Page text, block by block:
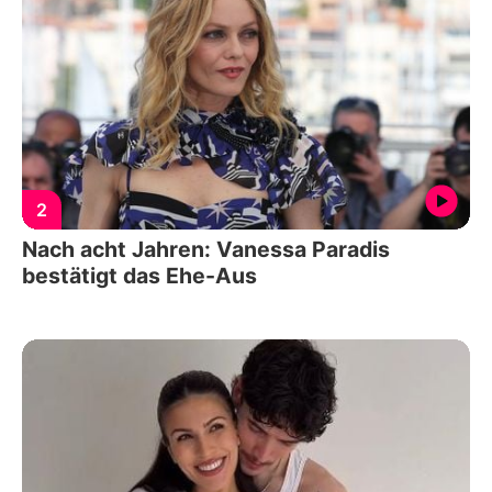
2
Nach acht Jahren: Vanessa Paradis
bestätigt das Ehe-Aus